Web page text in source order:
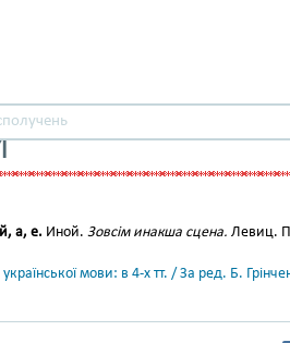
а, е. Иной. Зовсім инакша сцена. Левиц.
мови: в 4-х тт. / За ред. Б.